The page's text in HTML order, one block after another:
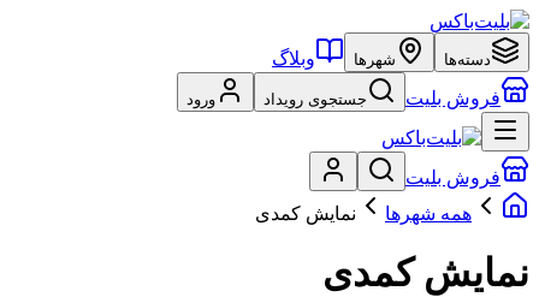
دسته‌ها شهرها
وبلاگ
فروش بلیت
جستجوی رویداد ورود
فروش بلیت
همه شهرها
نمایش کمدی
نمایش کمدی